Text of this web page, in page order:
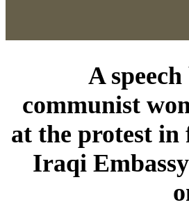
A
communist
at the protest in
Iraqi